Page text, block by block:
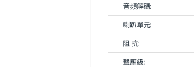
音頻解碼:
喇趴單元:
阻 抗:
聲壓級: